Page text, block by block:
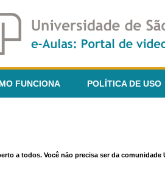
FUNCIONA POLÍTICA DE USO
a todos. Você não precisa ser da